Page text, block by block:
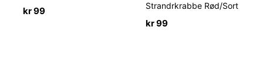
kr99
Strandrkrabbe Rød/Sort
kr99